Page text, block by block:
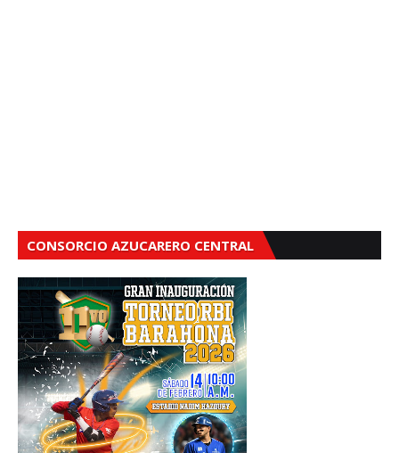
CONSORCIO AZUCARERO CENTRAL